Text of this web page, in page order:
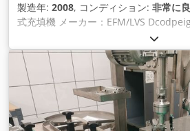
製造年: 2008, コンディション: 非常に
式充填機 メーカー：EFM/LVS
攪拌機が付いている熱することができ
の場所ピストン充填機 容量：最大
1000ml（手動で簡単に調整可能） 外
1,700×1,100×1,900mm 電気：400V
ー) 圧縮空気：最低6bar 特徴空気圧駆
バイル オプションで、位置決め用の空
きコンベアシステムを納入することが